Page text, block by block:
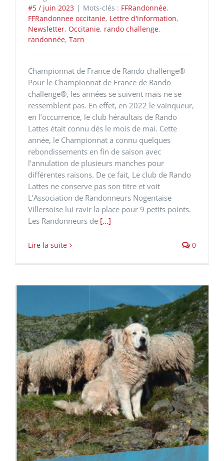
#5 / juin 2023 | Mots-clés : FFRandonnée,
FFRandonnee occitanie, Lettre d'information,
Newsletter, Occitanie, rando challenge,
randonnée, Tarn
Championnat de France de Rando challenge®
Pour le Championnat de France de Rando
challenge®, les années se suivent mais ne se
ressemblent pas. En effet, en 2022 le vainqueur,
en l’occurrence, le club héraultais de Rando
Lattes était connu dés le mois de mai. Cette
année, le Championnat a connu quelques
rebondissements en fin de saison avec
l’annulation de plusieurs manches pour
différentes raisons. De ce fait, Le club de Rando
Lattes ne conserve pas son titre et voit
L’Association de Randonneurs Nogentaise
Villersoise lui ravir la place pour 9 petits points.
Les Randonneurs de [...]
Lire la suite 0